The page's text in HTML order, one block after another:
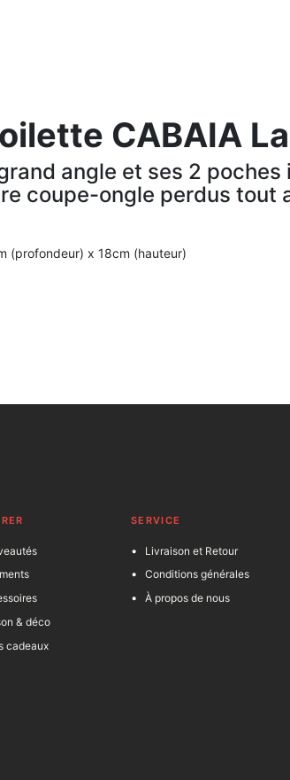
CABAIA
angle et ses 2
coupe-ongle perdus tout
(profondeur) x 18cm (hauteur)
& déco
cadeaux
SERVICE
Livraison et Retour
Conditions générales
À propos de nous